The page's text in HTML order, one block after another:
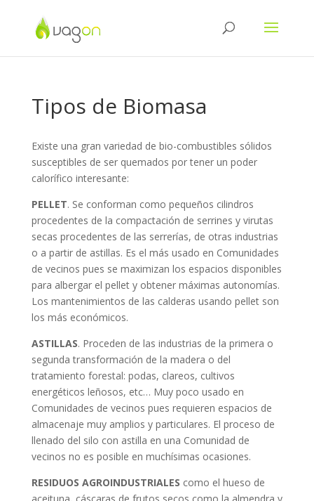
Tipos de Biomasa
Existe una gran variedad de bio-combustibles sólidos
susceptibles de ser quemados por tener un poder
calorífico interesante:
PELLET. Se conforman como pequeños cilindros
procedentes de la compactación de serrines y virutas
secas procedentes de las serrerías, de otras industrias
o a partir de astillas. Es el más usado en Comunidades
de vecinos pues se maximizan los espacios disponibles
para albergar el pellet y obtener máximas autonomías.
Los mantenimientos de las calderas usando pellet son
los más económicos.
ASTILLAS. Proceden de las industrias de la primera o
segunda transformación de la madera o del
tratamiento forestal: podas, clareos, cultivos
energéticos leñosos, etc… Muy poco usado en
Comunidades de vecinos pues requieren espacios de
almacenaje muy amplios y particulares. El proceso de
llenado del silo con astilla en una Comunidad de
vecinos no es posible en muchísimas ocasiones.
RESIDUOS AGROINDUSTRIALES como el hueso de